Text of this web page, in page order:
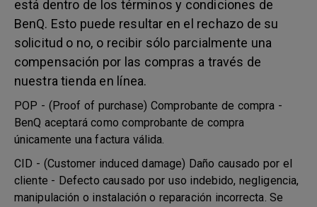
está dentro de los términos y condiciones de
BenQ. Esto puede resultar en el rechazo de su
solicitud o no, o recibir sólo parcialmente una
compensación por las compras a través de
nuestra tienda en línea.
POP - (Proof of purchase) Comprobante de compra -
BenQ aceptará como comprobante de compra
únicamente una factura válida.
CID - (Customer induced damage) Daño causado por el
cliente - Defecto causado por uso indebido, negligencia,
manipulación o instalación o reparación incorrecta. Se